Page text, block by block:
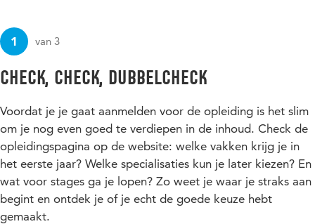
1 van 3
Check, check, dubbelcheck
Voordat je je gaat aanmelden voor de opleiding is het slim
om je nog even goed te verdiepen in de inhoud. Check de
opleidingspagina op de website: welke vakken krijg je in
het eerste jaar? Welke specialisaties kun je later kiezen? En
wat voor stages ga je lopen? Zo weet je waar je straks aan
begint en ontdek je of je echt de goede keuze hebt
gemaakt.